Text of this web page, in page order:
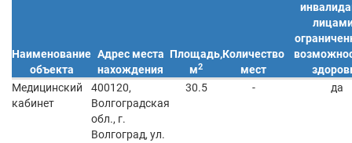
Наименование
объекта
Адрес места
нахождения
Площадь,
м2
Количество
мест
Медицинский
кабинет
400120,
Волгоградская
обл., г.
Волгоград, ул.
30.5 - да